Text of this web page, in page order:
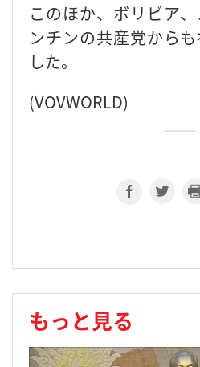
このほか、ボリビア
ンチンの共産党から
した。
(VOVWORLD)
もっと見る